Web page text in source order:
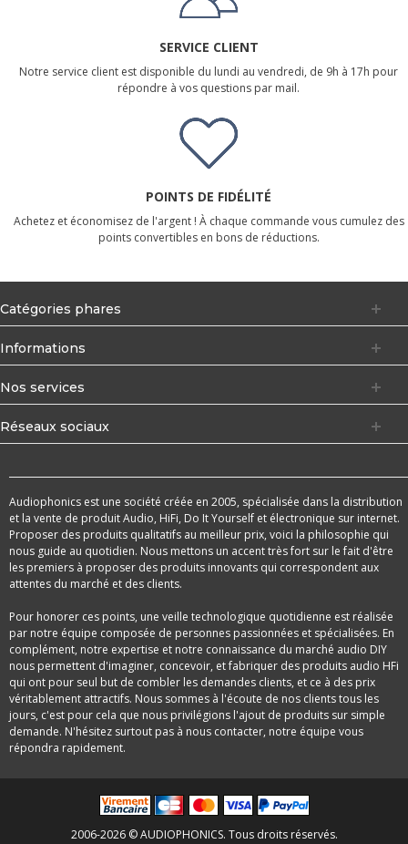
SERVICE CLIENT
Notre service client est disponible du lundi au vendredi, de 9h à 17h pour
répondre à vos questions par mail.
POINTS DE FIDÉLITÉ
Achetez et économisez de l'argent ! À chaque commande vous cumulez des
points convertibles en bons de réductions.
Catégories phares
Informations
Nos services
Réseaux sociaux
Audiophonics est une société créée en 2005, spécialisée dans la distribution
et la vente de produit Audio, HiFi, Do It Yourself et électronique sur internet.
Proposer des produits qualitatifs au meilleur prix, voici la philosophie qui
nous guide au quotidien. Nous mettons un accent très fort sur le fait d'être
les premiers à proposer des produits innovants qui correspondent aux
attentes du marché et des clients.
Pour honorer ces points, une veille technologique quotidienne est réalisée
par notre équipe composée de personnes passionnées et spécialisées. En
complément, notre expertise et notre connaissance du marché audio DIY
nous permettent d'imaginer, concevoir, et fabriquer des produits audio HFi
qui ont pour seul but de combler les demandes clients, et ce à des prix
véritablement attractifs. Nous sommes à l'écoute de nos clients tous les
jours, c'est pour cela que nous privilégions l'ajout de produits sur simple
demande. N'hésitez surtout pas à nous contacter, notre équipe vous
répondra rapidement.
2006-2026 © AUDIOPHONICS. Tous droits réservés.